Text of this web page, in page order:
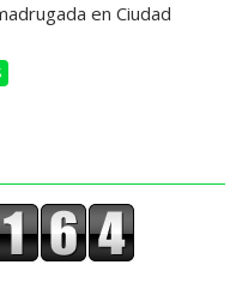
en Ciudad